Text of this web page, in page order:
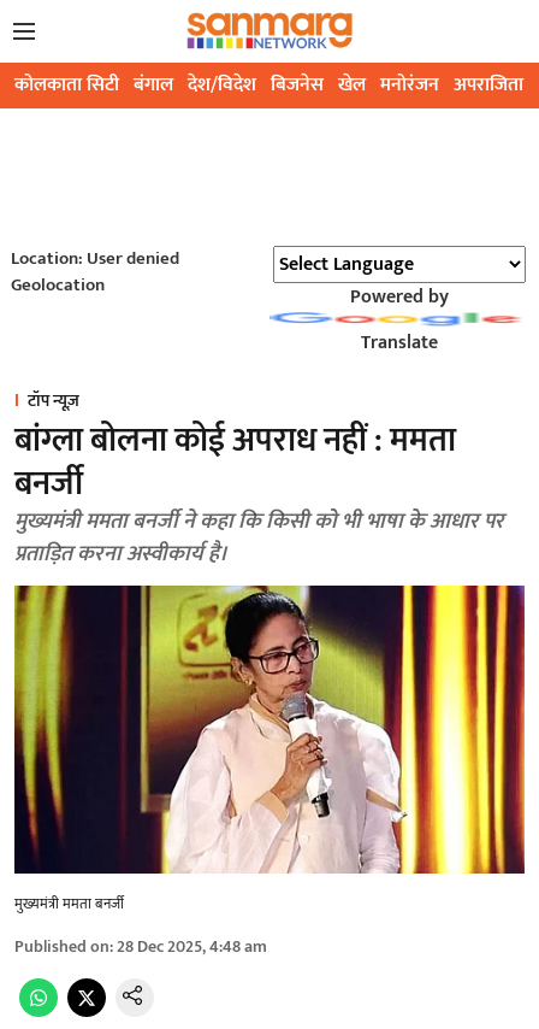
कोलकाता सिटी बंगाल देश/विदेश बिजनेस खेल मनोरंजन अपराजिता
Location: User denied
Geolocation
Powered by
Translate
टॉप न्यूज़
बांग्ला बोलना कोई अपराध नहीं : ममता
बनर्जी
मुख्यमंत्री ममता बनर्जी ने कहा कि किसी को भी भाषा के आधार पर
प्रताड़ित करना अस्वीकार्य है।
मुख्यमंत्री ममता बनर्जी
Published on:28 Dec 2025, 4:48 am